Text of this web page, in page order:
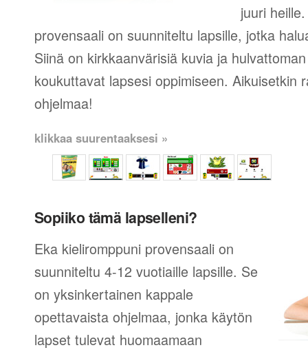
juuri
provensaali on suunniteltu lapsille, jotka
Siinä on kirkkaanvärisiä kuvia ja
koukuttavat lapsesi oppimiseen. Aikuisetkin
ohjelmaa!
klikkaa suurentaaksesi »
Sopiiko tämä lapselleni?
Eka kieliromppuni provensaali on
suunniteltu 4-12 vuotiaille lapsille. Se
on yksinkertainen kappale
opettavaista ohjelmaa, jonka käytön
lapset tulevat huomaamaan